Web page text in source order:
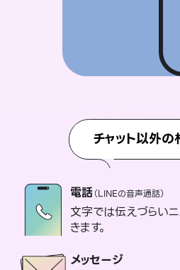
チャット以外
電話（LINEの音声通話）
文字では伝えづらい
きます。
メッセージ